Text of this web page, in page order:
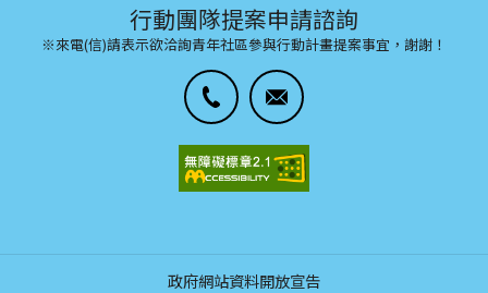
行動團隊提案申請諮詢
※來電(信)請表示欲洽詢青年社區參與行動計畫提案事宜，謝謝！
政府網站資料開放宣告